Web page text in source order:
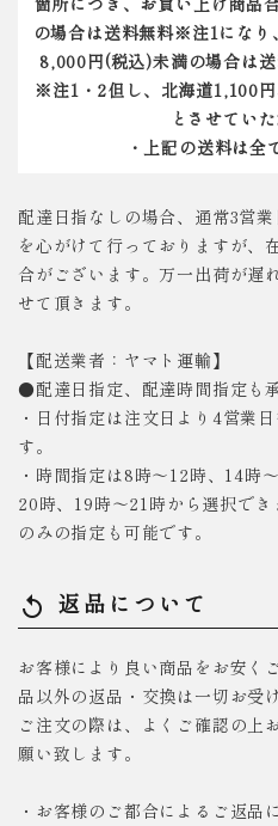
の場合は送料無料※注1にな
8,000円(税込)未満の場合は
※注1・2但し、北海道1,100
とさせてい
・上記の送料は全
配達日指なしの場合、通常3営
を心がけて行っておりますが、
合がございます。万一出荷が遅
せて頂きます。
【配送業者：ヤマト運輸】
●配達日指定、配達時間指定も承
・日付指定は注文日より4営業
す。
・時間指定は8時～12時、14時
20時、19時～21時から選択で
のみの指定も可能です。
replay 返品について
お客様により良い商品をお安く
品以外の返品・交換は一切お受
ご注文の際は、よくご確認の上
願い致します。
・お客様のご都合によるご返品